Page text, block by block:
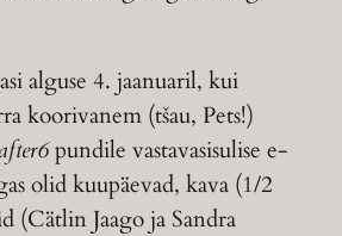
alguse 4. jaanuaril, kui
koorivanem (tšau, Pets!)
after6pundile vastavasisulise e-
olid kuupäevad, kava (1/2
(Cätlin Jaago ja Sandra